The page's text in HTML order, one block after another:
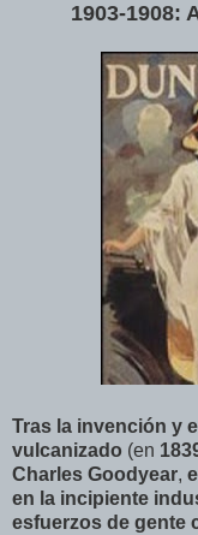
1903-1908:
Tras la invención y
vulcanizado (en
Charles Goodyear,
en la incipiente
esfuerzos de gente